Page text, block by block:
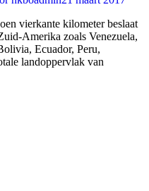
vierkante kilometer beslaat
Amerika zoals Venezuela,
Ecuador, Peru,
landoppervlak van